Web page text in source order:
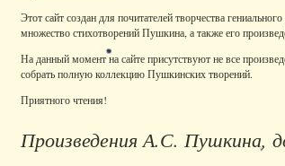
Этот сайт создан для почитателей творчества
множество стихотворений Пушкина, а также его
На данный момент на сайте присутствуют не все
собрать полную коллекцию Пушкинских творений.
Приятного чтения!
Произведения А.С. Пушкина,